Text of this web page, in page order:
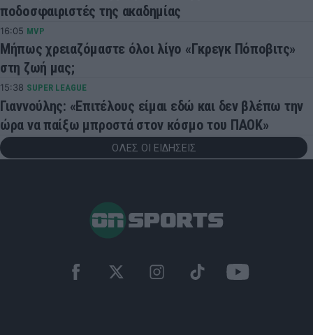
ποδοσφαιριστές της ακαδημίας
16:05 MVP
Μήπως χρειαζόμαστε όλοι λίγο «Γκρεγκ Πόποβιτς»
στη ζωή μας;
15:38 SUPER LEAGUE
Γιαννούλης: «Επιτέλους είμαι εδώ και δεν βλέπω την
ώρα να παίξω μπροστά στον κόσμο του ΠΑΟΚ»
ΟΛΕΣ ΟΙ ΕΙΔΗΣΕΙΣ